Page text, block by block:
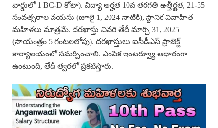
వార్డులో 1 BC-D కోటా). విద్యా అర్హత 10వ తరగతి ఉత్తీర్ణత, 21-35
సంవత్సరాల వయసు (జూలై 1, 2024 నాటికి), స్థానిక వివాహిత
మహిళలు మాత్రమే. దరఖాస్తు చివరి తేదీ మార్చి 31, 2025
(సాయంత్రం 5 గంటలలోపు). దరఖాస్తులు ఐసీడీఎస్ ప్రాజెక్ట్
కార్యాలయంలో సమర్పించాలి. ఎంపిక ఇంటర్వ్యూ ఆధారంగా
ఉంటుంది, తేదీ త్వరలో ప్రకటిస్తారు.